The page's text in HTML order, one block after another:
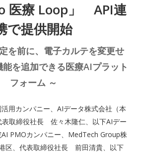
医療 Loop」 API連
で提供開始
を前に、電子カルテを変更せ
を追加できる医療AIプラット
フォーム ～
用カンパニー、AIデータ株式会社（本
表取締役社長 佐々木隆仁、以下AIデー
AI PMOカンパニー、MedTech Group株
区、代表取締役社長 前田清貴、以下